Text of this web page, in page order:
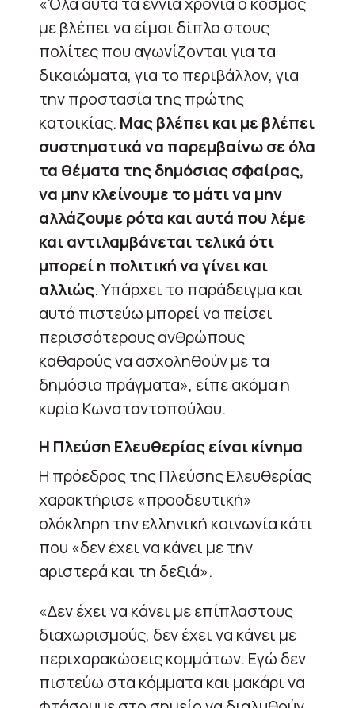
με βλέπει να είμαι δίπλα στους
πολίτες που αγωνίζονται για τα
δικαιώματα, για το περιβάλλον, για
την προστασία της πρώτης
κατοικίας. Μας βλέπει και με βλέπει
συστηματικά να παρεμβαίνω σε όλα
τα θέματα της δημόσιας σφαίρας,
να μην κλείνουμε το μάτι να μην
αλλάζουμε ρότα και αυτά που λέμε
και αντιλαμβάνεται τελικά ότι
μπορεί η πολιτική να γίνει και
αλλιώς. Υπάρχει το παράδειγμα και
αυτό πιστεύω μπορεί να πείσει
περισσότερους ανθρώπους
καθαρούς να ασχοληθούν με τα
δημόσια πράγματα», είπε ακόμα η
κυρία Κωνσταντοπούλου.
Η Πλεύση Ελευθερίας είναι κίνημα
Η πρόεδρος της Πλεύσης Ελευθερίας
χαρακτήρισε «προοδευτική»
ολόκληρη την ελληνική κοινωνία κάτι
που «δεν έχει να κάνει με την
αριστερά και τη δεξιά».
«Δεν έχει να κάνει με επίπλαστους
διαχωρισμούς, δεν έχει να κάνει με
περιχαρακώσεις κομμάτων. Εγώ δεν
πιστεύω στα κόμματα και μακάρι να